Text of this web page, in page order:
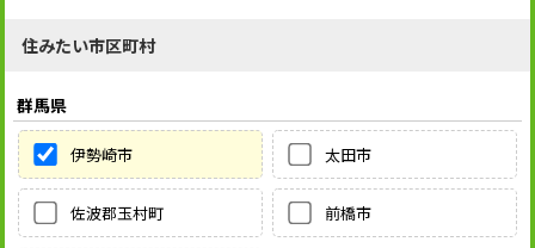
住みたい市区町村
群馬県
伊勢崎市 太田市
佐波郡玉村町 前橋市